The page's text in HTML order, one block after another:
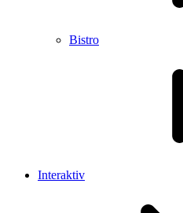
Bistro
Interaktiv